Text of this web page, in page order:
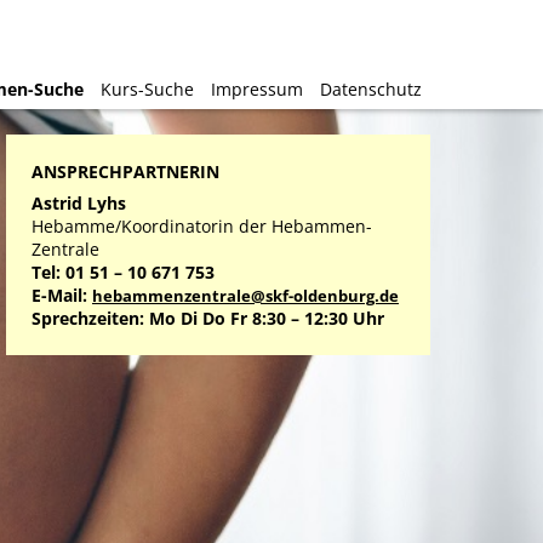
Suche Kurs-Suche Impressum Datenschutz
Suche Kurs-Suche Impressum Datenschutz
ANSPRECHPARTNERIN
Astrid Lyhs
Hebamme/Koordinatorin der Hebammen-
Zentrale
Tel: 01 51 – 10 671 753
E-Mail: hebammenzentrale@skf-oldenburg.de
Sprechzeiten: Mo Di Do Fr 8:30 – 12:30 Uhr